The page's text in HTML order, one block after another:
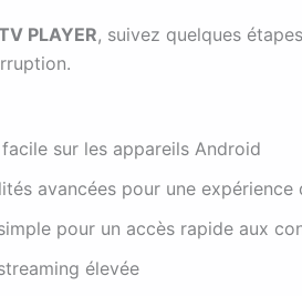
PLAYER, suivez quelques
sur les appareils Android
avancées pour une
pour un accès rapide aux
élevée